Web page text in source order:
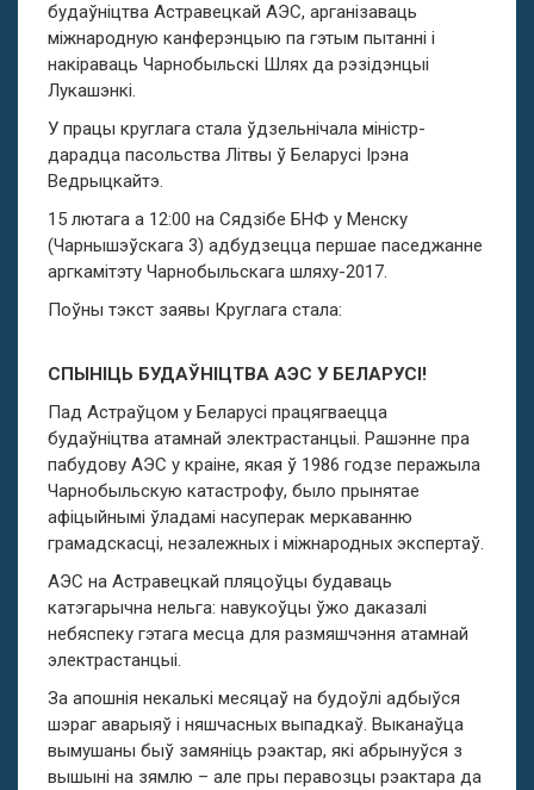
будаўніцтва Астравецкай АЭС, арганізаваць
міжнародную канферэнцыю па гэтым пытанні і
накіраваць Чарнобыльскі Шлях да рэзідэнцыі
Лукашэнкі.
У працы круглага стала ўдзельнічала міністр-
дарадца пасольства Літвы ў Беларусі Ірэна
Ведрыцкайтэ.
15 лютага а 12:00 на Сядзібе БНФ у Менску
(Чарнышэўскага 3) адбудзецца першае паседжанне
аргкамітэту Чарнобыльскага шляху-2017.
Поўны тэкст заявы Круглага стала:
СПЫНІЦЬ БУДАЎНІЦТВА АЭС У БЕЛАРУСІ!
Пад Астраўцом у Беларусі працягваецца
будаўніцтва атамнай электрастанцыі. Рашэнне пра
пабудову АЭС у краіне, якая ў 1986 годзе перажыла
Чарнобыльскую катастрофу, было прынятае
афіцыйнымі ўладамі насуперак меркаванню
грамадскасці, незалежных і міжнародных экспертаў.
АЭС на Астравецкай пляцоўцы будаваць
катэгарычна нельга: навукоўцы ўжо даказалі
небяспеку гэтага месца для размяшчэння атамнай
электрастанцыі.
За апошнія некалькі месяцаў на будоўлі адбыўся
шэраг аварыяў і няшчасных выпадкаў. Выканаўца
вымушаны быў замяніць рэактар, які абрынуўся з
вышыні на зямлю – але пры перавозцы рэактара да